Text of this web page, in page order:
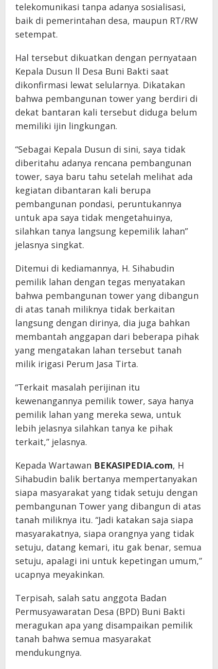
telekomunikasi tanpa adanya sosialisasi,
baik di pemerintahan desa, maupun RT/RW
setempat.
Hal tersebut dikuatkan dengan pernyataan
Kepala Dusun ll Desa Buni Bakti saat
dikonfirmasi lewat selularnya. Dikatakan
bahwa pembangunan tower yang berdiri di
dekat bantaran kali tersebut diduga belum
memiliki ijin lingkungan.
“Sebagai Kepala Dusun di sini, saya tidak
diberitahu adanya rencana pembangunan
tower, saya baru tahu setelah melihat ada
kegiatan dibantaran kali berupa
pembangunan pondasi, peruntukannya
untuk apa saya tidak mengetahuinya,
silahkan tanya langsung kepemilik lahan”
jelasnya singkat.
Ditemui di kediamannya, H. Sihabudin
pemilik lahan dengan tegas menyatakan
bahwa pembangunan tower yang dibangun
di atas tanah miliknya tidak berkaitan
langsung dengan dirinya, dia juga bahkan
membantah anggapan dari beberapa pihak
yang mengatakan lahan tersebut tanah
milik irigasi Perum Jasa Tirta.
“Terkait masalah perijinan itu
kewenangannya pemilik tower, saya hanya
pemilik lahan yang mereka sewa, untuk
lebih jelasnya silahkan tanya ke pihak
terkait,” jelasnya.
Kepada Wartawan BEKASIPEDIA.com, H
Sihabudin balik bertanya mempertanyakan
siapa masyarakat yang tidak setuju dengan
pembangunan Tower yang dibangun di atas
tanah miliknya itu. “Jadi katakan saja siapa
masyarakatnya, siapa orangnya yang tidak
setuju, datang kemari, itu gak benar, semua
setuju, apalagi ini untuk kepetingan umum,”
ucapnya meyakinkan.
Terpisah, salah satu anggota Badan
Permusyawaratan Desa (BPD) Buni Bakti
meragukan apa yang disampaikan pemilik
tanah bahwa semua masyarakat
mendukungnya.